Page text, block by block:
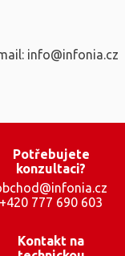
info@infonia.cz
Potřebujete
konzultaci?
+420 777 690 603
Kontakt na